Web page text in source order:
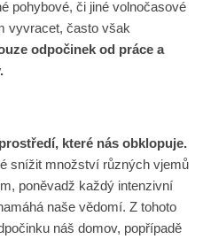
pohybové, či jiné volnočasové
vyvracet, často však
odpočinek od práce a
které nás obklopuje.
snížit množství různých vjemů
poněvadž každý intenzivní
naše vědomí. Z tohoto
náš domov, popřípadě